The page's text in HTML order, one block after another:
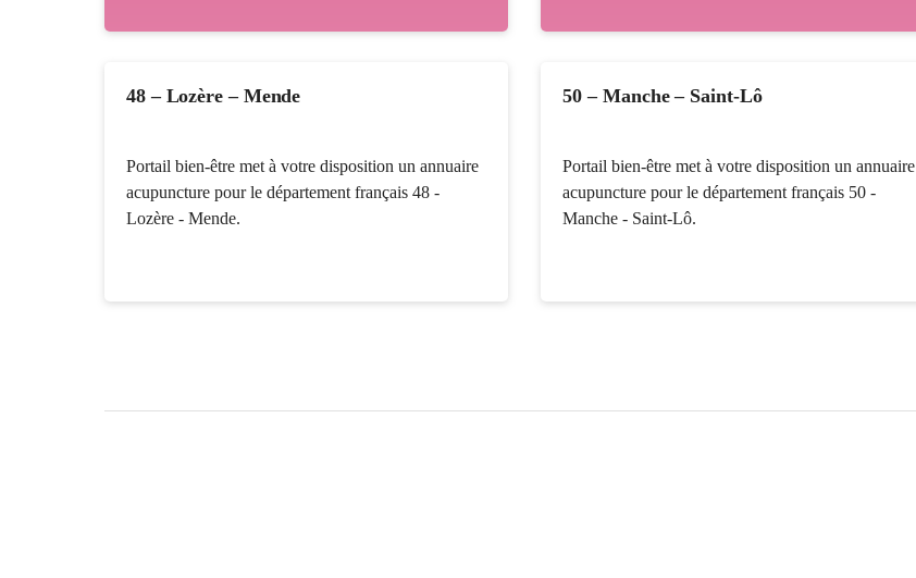
48 – Lozère – Mende
Portail bien-être met à votre disposition un annuaire
acupuncture pour le département français 48 -
Lozère - Mende.
50 – Manche – Saint-Lô
Portail bien-être met à votre disposition un annuaire
acupuncture pour le département français 50 -
Manche - Saint-Lô.